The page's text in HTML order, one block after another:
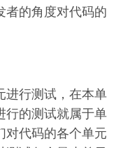
者的角度对代码的
进行测试，在本单
行的测试就属于单
对代码的各个单元